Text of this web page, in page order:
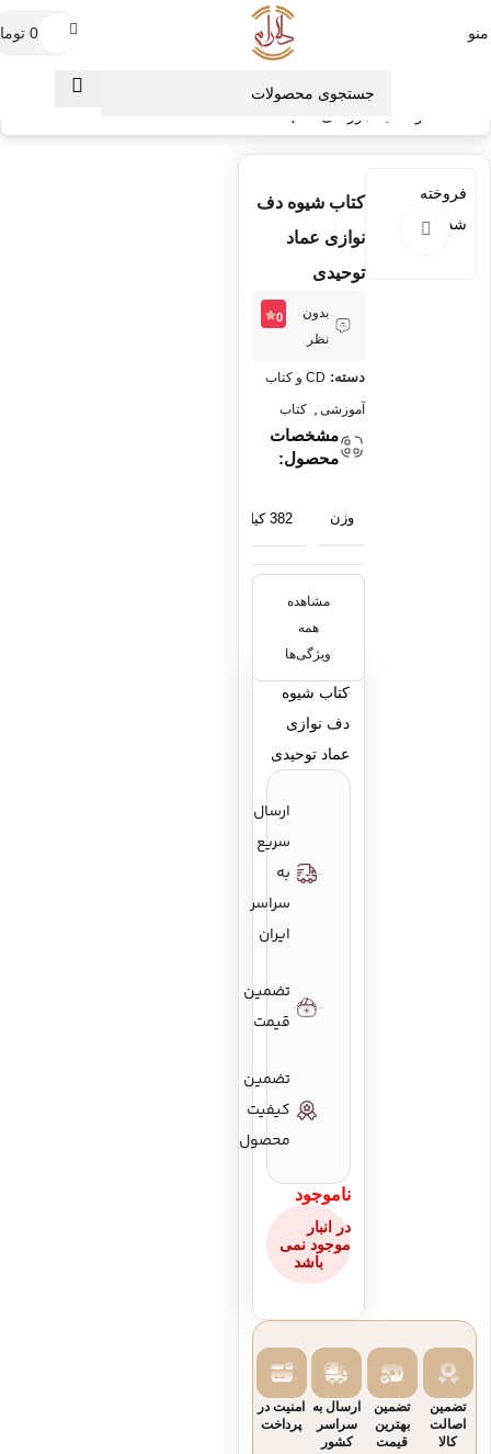
منو
0
0
فروخته
شده
برای بزرگنمایی کلیک کنید
کتاب شیوه دف
نوازی عماد
توحیدی
بدون
نظر
0
دسته: CD و کتاب
آموزشی کتاب
مشخصات
محصول:
وزن 382 کیلوگرم
وزن
تعداد صفحات
نوع جلد
نویسندگان
توحیدی
تمامی
گروه سنی
شابک
کتاب
9649112375
مشاهده
همه
ویژگی‌ها
کتاب شیوه
دف نوازی
عماد توحیدی
ارسال
سریع
به
سراسر
ایران
تضمین
قیمت
تضمین
کیفیت
محصول
ناموجود
در انبار
موجود نمی
باشد
تضمین
اصالت
کالا
تضمین
بهترین
قیمت
ارسال به
سراسر
کشور
امنیت در
پرداخت